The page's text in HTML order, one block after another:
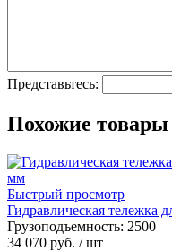
Представьтесь:
Похожие товары
Быстрый просмотр
Гидравлическая тележка
Грузоподъемность: 2500
34 070 руб. / шт